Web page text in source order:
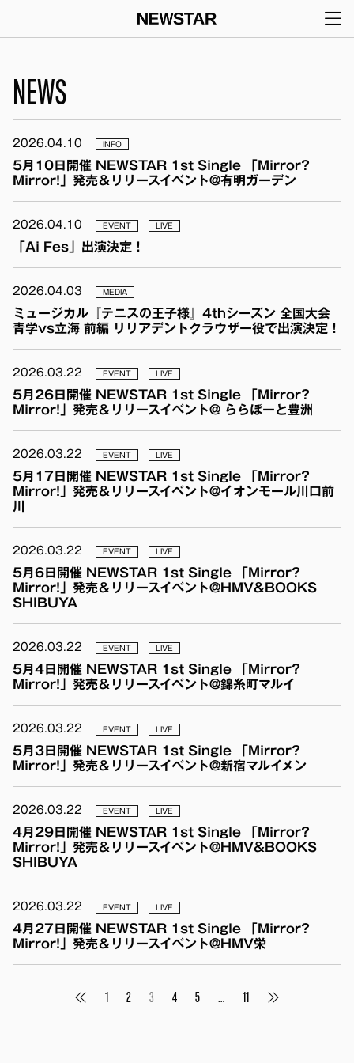
メインナビゲーション
NEWS
2026.04.10 INFO
5月10日開催 NEWSTAR 1st Single 「Mirror?
Mirror!」発売＆リリースイベント@有明ガーデン
2026.04.10 EVENT LIVE
「Ai Fes」出演決定！
2026.04.03 MEDIA
ミュージカル『テニスの王子様』4thシーズン 全国大会
青学vs立海 前編 リリアデントクラウザー役で出演決定！
2026.03.22 EVENT LIVE
5月26日開催 NEWSTAR 1st Single 「Mirror?
Mirror!」発売＆リリースイベント@ ららぽーと豊洲
2026.03.22 EVENT LIVE
5月17日開催 NEWSTAR 1st Single 「Mirror?
Mirror!」発売＆リリースイベント@イオンモール川口前
川
2026.03.22 EVENT LIVE
5月6日開催 NEWSTAR 1st Single 「Mirror?
Mirror!」発売＆リリースイベント@HMV&BOOKS
SHIBUYA
2026.03.22 EVENT LIVE
5月4日開催 NEWSTAR 1st Single 「Mirror?
Mirror!」発売＆リリースイベント@錦糸町マルイ
2026.03.22 EVENT LIVE
5月3日開催 NEWSTAR 1st Single 「Mirror?
Mirror!」発売＆リリースイベント@新宿マルイメン
2026.03.22 EVENT LIVE
4月29日開催 NEWSTAR 1st Single 「Mirror?
Mirror!」発売＆リリースイベント@HMV&BOOKS
SHIBUYA
2026.03.22 EVENT LIVE
4月27日開催 NEWSTAR 1st Single 「Mirror?
Mirror!」発売＆リリースイベント@HMV栄
1 2 3 4 5 … 11